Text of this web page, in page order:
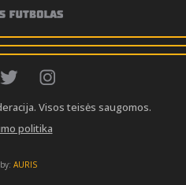
Visos teisės saugomos.
politika
AURIS